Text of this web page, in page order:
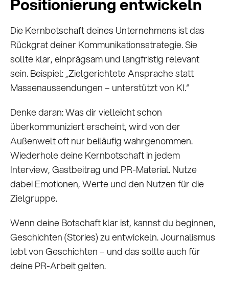
Positionierung entwickeln
Die Kernbotschaft deines Unternehmens ist das
Rückgrat deiner Kommunikationsstrategie. Sie
sollte klar, einprägsam und langfristig relevant
sein. Beispiel: „Zielgerichtete Ansprache statt
Massenaussendungen – unterstützt von KI.“
Denke daran: Was dir vielleicht schon
überkommuniziert erscheint, wird von der
Außenwelt oft nur beiläufig wahrgenommen.
Wiederhole deine Kernbotschaft in jedem
Interview, Gastbeitrag und PR-Material. Nutze
dabei Emotionen, Werte und den Nutzen für die
Zielgruppe.
Wenn deine Botschaft klar ist, kannst du beginnen,
Geschichten (Stories) zu entwickeln. Journalismus
lebt von Geschichten – und das sollte auch für
deine PR-Arbeit gelten.